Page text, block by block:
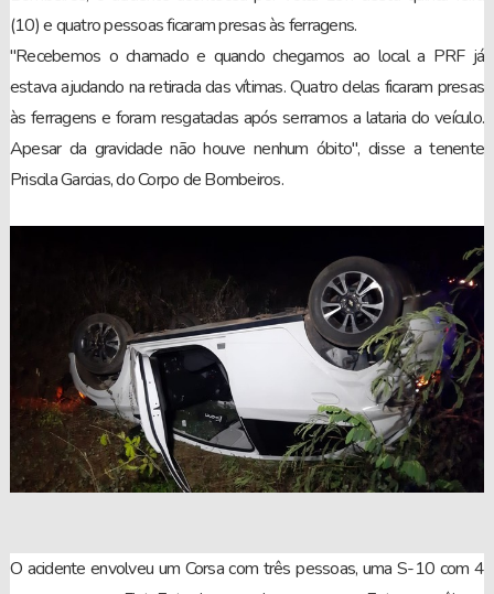
(10) e quatro pessoas ficaram presas às ferragens.
"Recebemos o chamado e quando chegamos ao local a PRF já
estava ajudando na retirada das vítimas. Quatro delas ficaram presas
às ferragens e foram resgatadas após serramos a lataria do veículo.
Apesar da gravidade não houve nenhum óbito", disse a tenente
Priscila Garcias, do Corpo de Bombeiros.
O acidente envolveu um Corsa com três pessoas, uma S-10 com 4